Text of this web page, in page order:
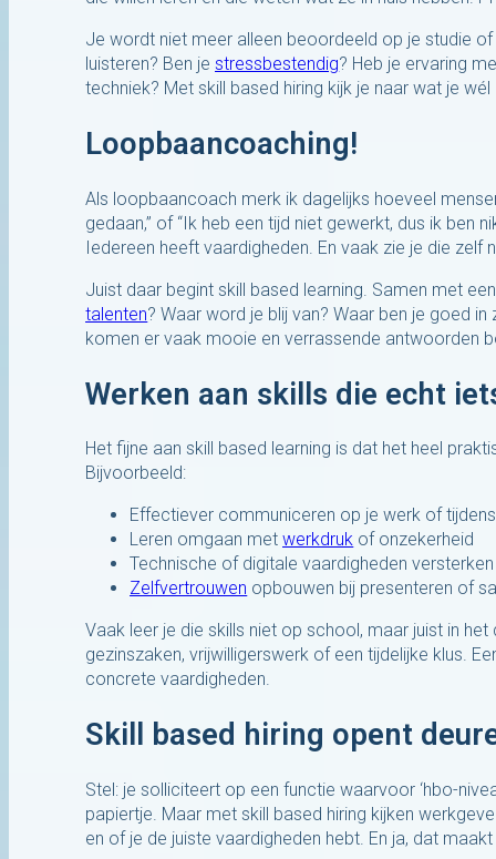
Je wordt niet meer alleen beoordeeld op je studie
luisteren? Ben jestressbestendig? Heb je ervaring
techniek? Met skill based hiring kijk je naar wat je
Loopbaancoaching!
Als loopbaancoach merk ik dagelijks hoeveel
gedaan,” of “Ik heb een tijd niet gewerkt, dus ik ben
Iedereen heeft vaardigheden. En vaak zie je die
Juist daar begint skill based learning. Samen met
talenten? Waar word je blij van? Waar ben je goed
komen er vaak mooie en verrassende antwoorden
Werken aan skills die echt
Het fijne aan skill based learning is dat het heel
Bijvoorbeeld:
Effectiever communiceren op je werk of
Leren omgaan metwerkdruk of onzekerheid
Technische of digitale vaardigheden versterken
Zelfvertrouwen opbouwen bij presenteren of
Vaak leer je die skills niet op school, maar juist in
gezinszaken, vrijwilligerswerk of een tijdelijke klus.
concrete vaardigheden.
Skill based hiring opent
Stel: je solliciteert op een functie waarvoor ‘hbo-
papiertje. Maar met skill based hiring kijken
en of je de juiste vaardigheden hebt. En ja, dat